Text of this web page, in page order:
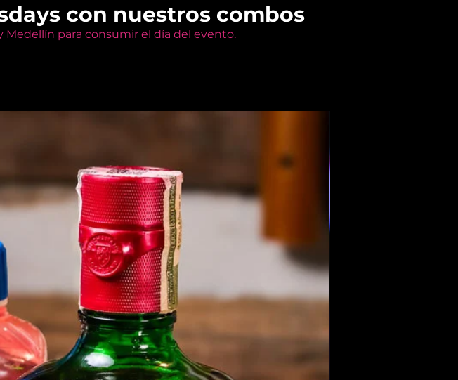
con nuestros combos
Medellín para consumir el día del evento.